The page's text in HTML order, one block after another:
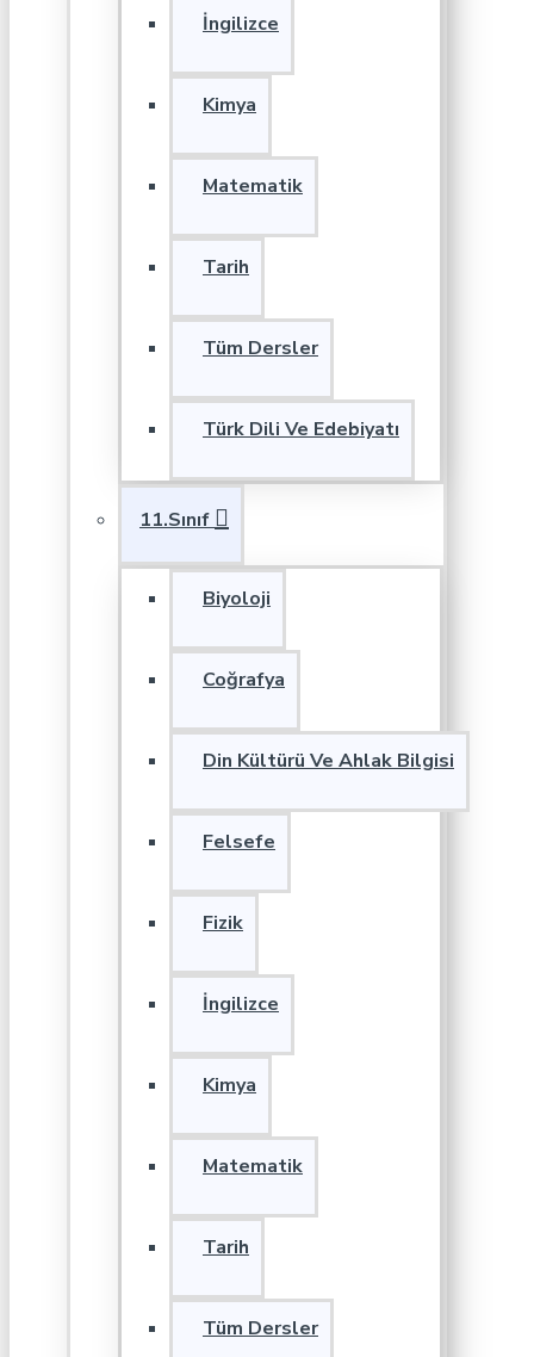
İngilizce
Kimya
Matematik
Tarih
Tüm Dersler
Türk Dili Ve Edebiyatı
11.Sınıf
Biyoloji
Coğrafya
Din Kültürü Ve Ahlak Bilgisi
Felsefe
Fizik
İngilizce
Kimya
Matematik
Tarih
Tüm Dersler